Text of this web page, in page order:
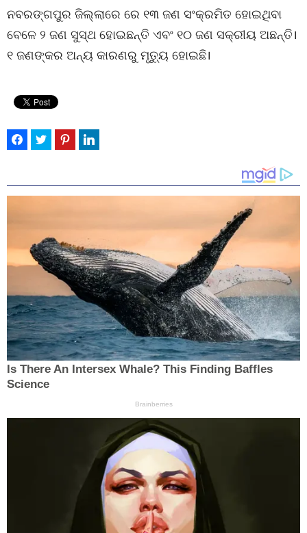
ନବରଙ୍ଗପୁର ଜିଲ୍ଲାରେ ରେ ୧୩ ଜଣ ସଂକ୍ରମିତ ହୋଇଥିବା
ବେଳେ ୨ ଜଣ ସୁସ୍ଥ ହୋଇଛନ୍ତି ଏବଂ ୧୦ ଜଣ ସକ୍ରୀୟ ଅଛନ୍ତି।
୧ ଜଣଙ୍କର ଅନ୍ୟ କାରଣରୁ ମୃତ୍ୟୁ ହୋଇଛି।